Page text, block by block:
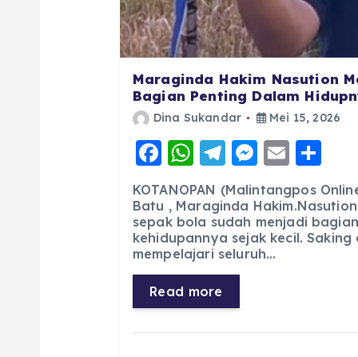
Maraginda Hakim Nasution
Bagian Penting Dalam
Dina Sukandar Mei 15, 2026
F
a
c
e
b
o
o
k
W
h
a
ts
A
p
p
T
el
e
g
r
a
m
M
e
ss
e
n
E
m
ai
l
h
a
re
KOTANOPAN (Malintangpos
Batu , Maraginda
sepak bola sudah menjadi
kehidupannya sejak kecil.
mempelajari seluruh…
Read more